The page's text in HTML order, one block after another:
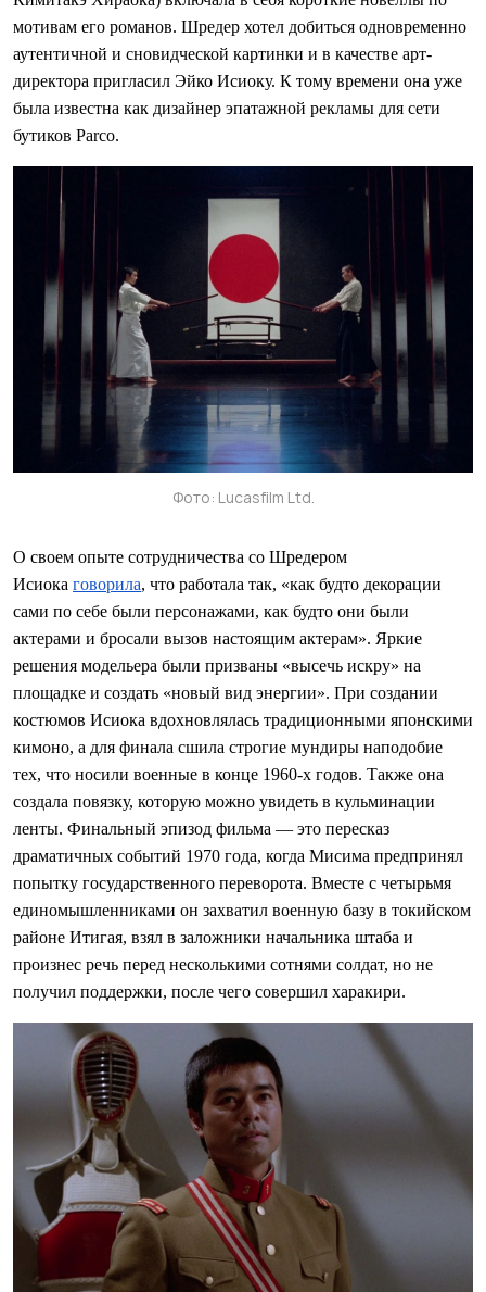
мотивам его романов. Шредер хотел добиться одновременно
аутентичной и сновидческой картинки и в качестве арт-
директора пригласил Эйко Исиоку. К тому времени она уже
была известна как дизайнер эпатажной рекламы для сети
бутиков Parco.
Фото: Lucasfilm Ltd.
О своем опыте сотрудничества со Шредером
Исиока говорила, что работала так, «как будто декорации
сами по себе были персонажами, как будто они были
актерами и бросали вызов настоящим актерам». Яркие
решения модельера были призваны «высечь искру» на
площадке и создать «новый вид энергии». При создании
костюмов Исиока вдохновлялась традиционными японскими
кимоно, а для финала сшила строгие мундиры наподобие
тех, что носили военные в конце 1960-х годов. Также она
создала повязку, которую можно увидеть в кульминации
ленты. Финальный эпизод фильма — это пересказ
драматичных событий 1970 года, когда Мисима предпринял
попытку государственного переворота. Вместе с четырьмя
единомышленниками он захватил военную базу в токийском
районе Итигая, взял в заложники начальника штаба и
произнес речь перед несколькими сотнями солдат, но не
получил поддержки, после чего совершил харакири.